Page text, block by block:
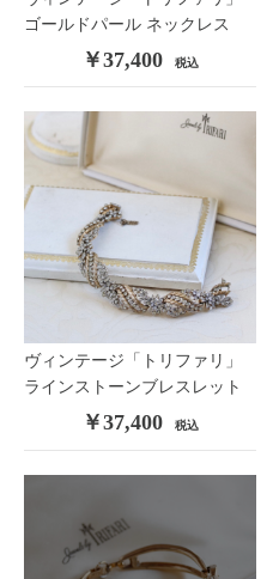
ゴールドパール ネックレス
￥37,400 税込
ヴィンテージ「トリファリ」
ラインストーンブレスレット
￥37,400 税込